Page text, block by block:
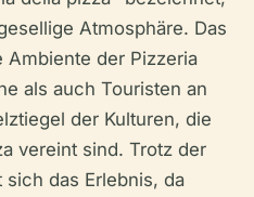
Atmosphäre. Das
Ambiente der Pizzeria
als auch Touristen an
der Kulturen, die
vereint sind. Trotz der
sich das Erlebnis, da